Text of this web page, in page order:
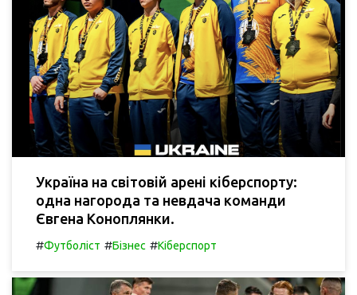
Україна на світовій арені кіберспорту:
одна нагорода та невдача команди
Євгена Коноплянки.
#Футболіст #Бізнес #Кіберспорт